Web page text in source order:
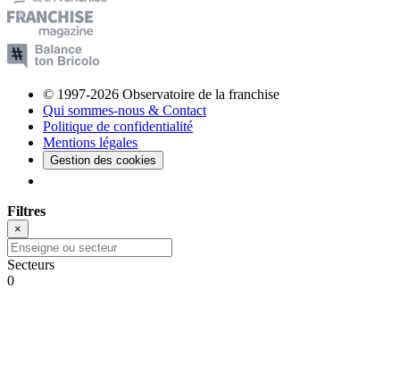
© 1997-2026 Observatoire de la franchise
Qui sommes-nous & Contact
Politique de confidentialité
Mentions légales
Gestion des cookies
Filtres
×
Secteurs
0